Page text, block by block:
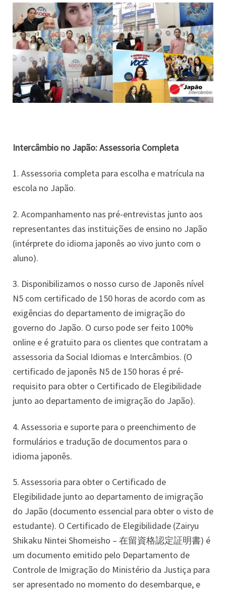
Intercâmbio no Japão: Assessoria Completa
1. Assessoria completa para escolha e matrícula na
escola no Japão.
2. Acompanhamento nas pré-entrevistas junto aos
representantes das instituições de ensino no Japão
(intérprete do idioma japonês ao vivo junto com o
aluno).
3. Disponibilizamos o nosso curso de Japonês nível
N5 com certificado de 150 horas de acordo com as
exigências do departamento de imigração do
governo do Japão. O curso pode ser feito 100%
online e é gratuito para os clientes que contratam a
assessoria da Social Idiomas e Intercâmbios. (O
certificado de japonês N5 de 150 horas é pré-
requisito para obter o Certificado de Elegibilidade
junto ao departamento de imigração do Japão).
4. Assessoria e suporte para o preenchimento de
formulários e tradução de documentos para o
idioma japonês.
5. Assessoria para obter o Certificado de
Elegibilidade junto ao departamento de imigração
do Japão (documento essencial para obter o visto de
estudante). O Certificado de Elegibilidade (Zairyu
Shikaku Nintei Shomeisho – 在留資格認定証明書) é
um documento emitido pelo Departamento de
Controle de Imigração do Ministério da Justiça para
ser apresentado no momento do desembarque, e